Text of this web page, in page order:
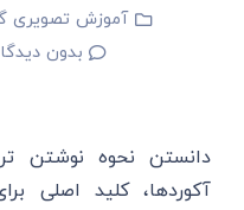
آموزش تصویری
بدون
دانستن نحوه نوشتن
آکوردها، کلید اصلی